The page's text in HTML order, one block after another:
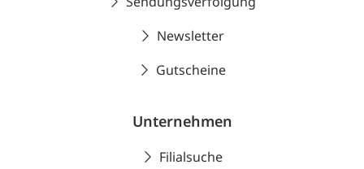
Newsletter
Gutscheine
Unternehmen
Filialsuche